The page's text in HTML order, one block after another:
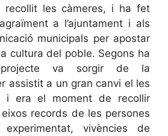
recollit les càmeres, i ha fet
a l’ajuntament i als
municipals per apostar
cultura del poble. Segons ha
va sorgir de la
assistit a un gran canvi el les
i era el moment de recollir
records de les persones
vivències de